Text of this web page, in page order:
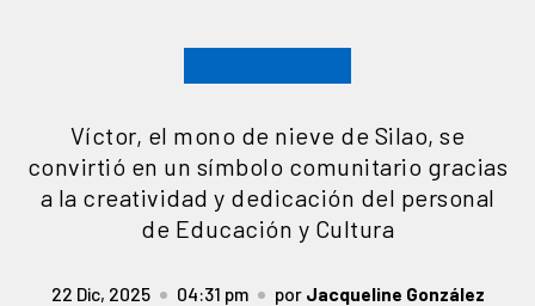
Víctor, el mono de nieve de Silao, se
convirtió en un símbolo comunitario gracias
a la creatividad y dedicación del personal
de Educación y Cultura
22 Dic, 2025 04:31 pm por Jacqueline González